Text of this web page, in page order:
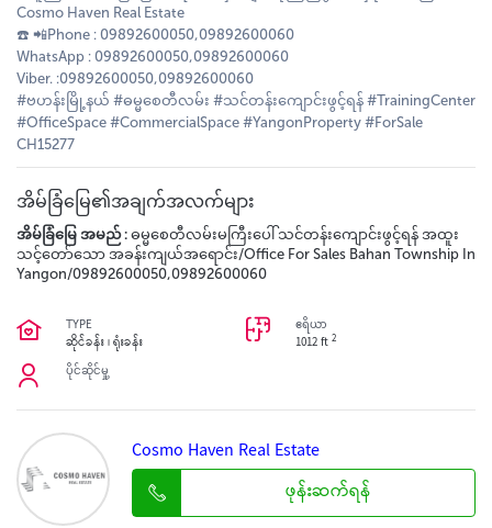
Cosmo Haven Real Estate
☎️ 📲Phone : 09892600050,09892600060
WhatsApp : 09892600050,09892600060
Viber. :09892600050,09892600060
#ဗဟန်းမြို့နယ် #ဓမ္မစေတီလမ်း #သင်တန်းကျောင်းဖွင့်ရန် #TrainingCenter
#OfficeSpace #CommercialSpace #YangonProperty #ForSale
CH15277
အိမ်ခြံမြေ၏အချက်အလက်များ
အိမ်ခြံမြေ အမည် : ဓမ္မစေတီလမ်းမကြီးပေါ် သင်တန်းကျောင်းဖွင့်ရန် အထူး
သင့်တော်သော အခန်းကျယ်အရောင်း/Office For Sales Bahan Township In
Yangon/09892600050,09892600060
TYPE
ဆိုင်ခန်း ၊ ရုံးခန်း
ဧရိယာ
1012 ft2
ပိုင်ဆိုင်မှု့
Cosmo Haven Real Estate
ဖုန်းဆက်ရန်